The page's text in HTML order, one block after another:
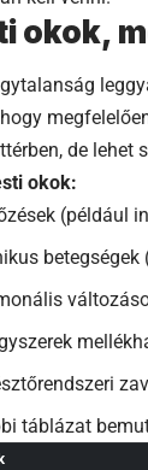
okok,
de lehet
okok:
(például
betegségek
táblázat